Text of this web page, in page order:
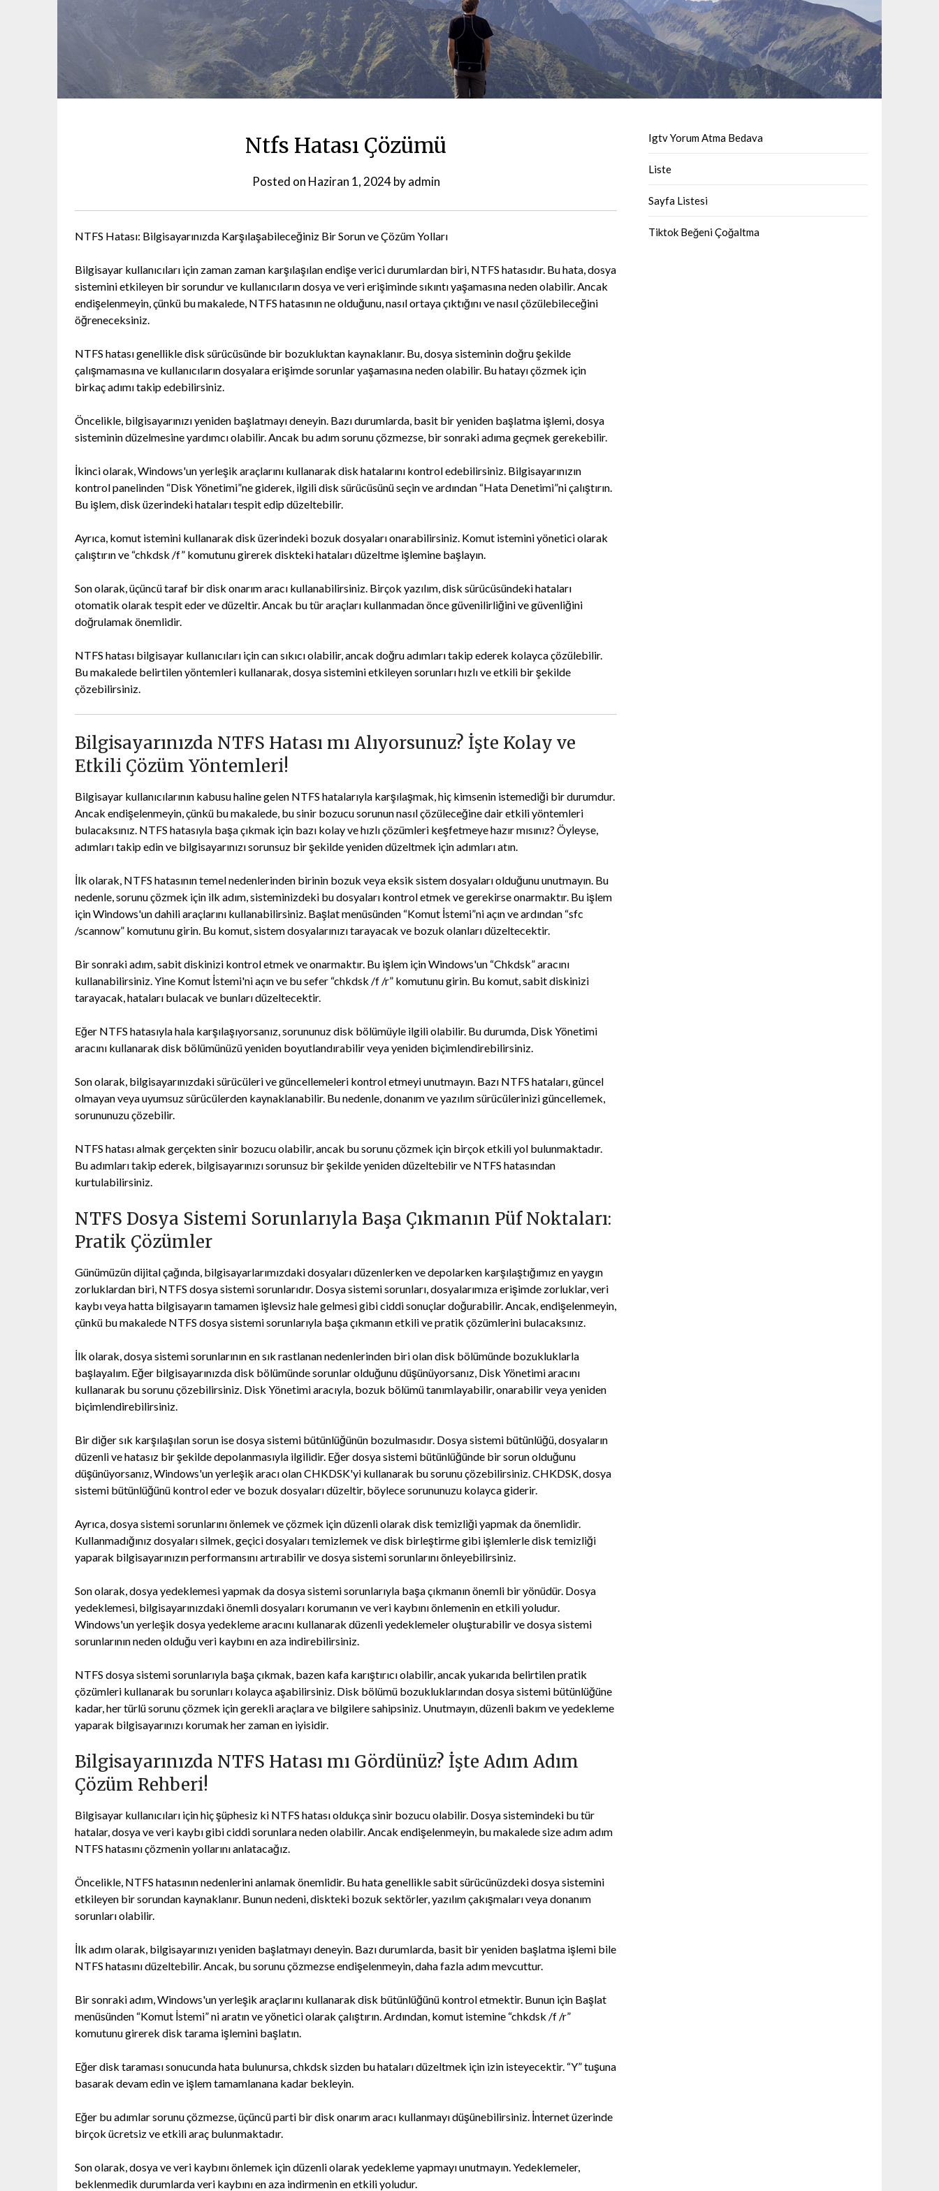
Ntfs Hatası Çözümü
Posted on Haziran 1, 2024byadmin
NTFS Hatası: Bilgisayarınızda Karşılaşabileceğiniz Bir Sorun ve Çözüm Yolları
Bilgisayar kullanıcıları için zaman zaman karşılaşılan endişe verici durumlardan biri, NTFS hatasıdır. Bu hata, dosya
sistemini etkileyen bir sorundur ve kullanıcıların dosya ve veri erişiminde sıkıntı yaşamasına neden olabilir. Ancak
endişelenmeyin, çünkü bu makalede, NTFS hatasının ne olduğunu, nasıl ortaya çıktığını ve nasıl çözülebileceğini
öğreneceksiniz.
NTFS hatası genellikle disk sürücüsünde bir bozukluktan kaynaklanır. Bu, dosya sisteminin doğru şekilde
çalışmamasına ve kullanıcıların dosyalara erişimde sorunlar yaşamasına neden olabilir. Bu hatayı çözmek için
birkaç adımı takip edebilirsiniz.
Öncelikle, bilgisayarınızı yeniden başlatmayı deneyin. Bazı durumlarda, basit bir yeniden başlatma işlemi, dosya
sisteminin düzelmesine yardımcı olabilir. Ancak bu adım sorunu çözmezse, bir sonraki adıma geçmek gerekebilir.
İkinci olarak, Windows'un yerleşik araçlarını kullanarak disk hatalarını kontrol edebilirsiniz. Bilgisayarınızın
kontrol panelinden “Disk Yönetimi”ne giderek, ilgili disk sürücüsünü seçin ve ardından “Hata Denetimi”ni çalıştırın.
Bu işlem, disk üzerindeki hataları tespit edip düzeltebilir.
Ayrıca, komut istemini kullanarak disk üzerindeki bozuk dosyaları onarabilirsiniz. Komut istemini yönetici olarak
çalıştırın ve “chkdsk /f” komutunu girerek diskteki hataları düzeltme işlemine başlayın.
Son olarak, üçüncü taraf bir disk onarım aracı kullanabilirsiniz. Birçok yazılım, disk sürücüsündeki hataları
otomatik olarak tespit eder ve düzeltir. Ancak bu tür araçları kullanmadan önce güvenilirliğini ve güvenliğini
doğrulamak önemlidir.
NTFS hatası bilgisayar kullanıcıları için can sıkıcı olabilir, ancak doğru adımları takip ederek kolayca çözülebilir.
Bu makalede belirtilen yöntemleri kullanarak, dosya sistemini etkileyen sorunları hızlı ve etkili bir şekilde
çözebilirsiniz.
Bilgisayarınızda NTFS Hatası mı Alıyorsunuz? İşte Kolay ve
Etkili Çözüm Yöntemleri!
Bilgisayar kullanıcılarının kabusu haline gelen NTFS hatalarıyla karşılaşmak, hiç kimsenin istemediği bir durumdur.
Ancak endişelenmeyin, çünkü bu makalede, bu sinir bozucu sorunun nasıl çözüleceğine dair etkili yöntemleri
bulacaksınız. NTFS hatasıyla başa çıkmak için bazı kolay ve hızlı çözümleri keşfetmeye hazır mısınız? Öyleyse,
adımları takip edin ve bilgisayarınızı sorunsuz bir şekilde yeniden düzeltmek için adımları atın.
İlk olarak, NTFS hatasının temel nedenlerinden birinin bozuk veya eksik sistem dosyaları olduğunu unutmayın. Bu
nedenle, sorunu çözmek için ilk adım, sisteminizdeki bu dosyaları kontrol etmek ve gerekirse onarmaktır. Bu işlem
için Windows'un dahili araçlarını kullanabilirsiniz. Başlat menüsünden “Komut İstemi”ni açın ve ardından “sfc
/scannow” komutunu girin. Bu komut, sistem dosyalarınızı tarayacak ve bozuk olanları düzeltecektir.
Bir sonraki adım, sabit diskinizi kontrol etmek ve onarmaktır. Bu işlem için Windows'un “Chkdsk” aracını
kullanabilirsiniz. Yine Komut İstemi'ni açın ve bu sefer “chkdsk /f /r” komutunu girin. Bu komut, sabit diskinizi
tarayacak, hataları bulacak ve bunları düzeltecektir.
Eğer NTFS hatasıyla hala karşılaşıyorsanız, sorununuz disk bölümüyle ilgili olabilir. Bu durumda, Disk Yönetimi
aracını kullanarak disk bölümünüzü yeniden boyutlandırabilir veya yeniden biçimlendirebilirsiniz.
Son olarak, bilgisayarınızdaki sürücüleri ve güncellemeleri kontrol etmeyi unutmayın. Bazı NTFS hataları, güncel
olmayan veya uyumsuz sürücülerden kaynaklanabilir. Bu nedenle, donanım ve yazılım sürücülerinizi güncellemek,
sorununuzu çözebilir.
NTFS hatası almak gerçekten sinir bozucu olabilir, ancak bu sorunu çözmek için birçok etkili yol bulunmaktadır.
Bu adımları takip ederek, bilgisayarınızı sorunsuz bir şekilde yeniden düzeltebilir ve NTFS hatasından
kurtulabilirsiniz.
NTFS Dosya Sistemi Sorunlarıyla Başa Çıkmanın Püf Noktaları:
Pratik Çözümler
Günümüzün dijital çağında, bilgisayarlarımızdaki dosyaları düzenlerken ve depolarken karşılaştığımız en yaygın
zorluklardan biri, NTFS dosya sistemi sorunlarıdır. Dosya sistemi sorunları, dosyalarımıza erişimde zorluklar, veri
kaybı veya hatta bilgisayarın tamamen işlevsiz hale gelmesi gibi ciddi sonuçlar doğurabilir. Ancak, endişelenmeyin,
çünkü bu makalede NTFS dosya sistemi sorunlarıyla başa çıkmanın etkili ve pratik çözümlerini bulacaksınız.
İlk olarak, dosya sistemi sorunlarının en sık rastlanan nedenlerinden biri olan disk bölümünde bozukluklarla
başlayalım. Eğer bilgisayarınızda disk bölümünde sorunlar olduğunu düşünüyorsanız, Disk Yönetimi aracını
kullanarak bu sorunu çözebilirsiniz. Disk Yönetimi aracıyla, bozuk bölümü tanımlayabilir, onarabilir veya yeniden
biçimlendirebilirsiniz.
Bir diğer sık karşılaşılan sorun ise dosya sistemi bütünlüğünün bozulmasıdır. Dosya sistemi bütünlüğü, dosyaların
düzenli ve hatasız bir şekilde depolanmasıyla ilgilidir. Eğer dosya sistemi bütünlüğünde bir sorun olduğunu
düşünüyorsanız, Windows'un yerleşik aracı olan CHKDSK'yi kullanarak bu sorunu çözebilirsiniz. CHKDSK, dosya
sistemi bütünlüğünü kontrol eder ve bozuk dosyaları düzeltir, böylece sorununuzu kolayca giderir.
Ayrıca, dosya sistemi sorunlarını önlemek ve çözmek için düzenli olarak disk temizliği yapmak da önemlidir.
Kullanmadığınız dosyaları silmek, geçici dosyaları temizlemek ve disk birleştirme gibi işlemlerle disk temizliği
yaparak bilgisayarınızın performansını artırabilir ve dosya sistemi sorunlarını önleyebilirsiniz.
Son olarak, dosya yedeklemesi yapmak da dosya sistemi sorunlarıyla başa çıkmanın önemli bir yönüdür. Dosya
yedeklemesi, bilgisayarınızdaki önemli dosyaları korumanın ve veri kaybını önlemenin en etkili yoludur.
Windows'un yerleşik dosya yedekleme aracını kullanarak düzenli yedeklemeler oluşturabilir ve dosya sistemi
sorunlarının neden olduğu veri kaybını en aza indirebilirsiniz.
NTFS dosya sistemi sorunlarıyla başa çıkmak, bazen kafa karıştırıcı olabilir, ancak yukarıda belirtilen pratik
çözümleri kullanarak bu sorunları kolayca aşabilirsiniz. Disk bölümü bozukluklarından dosya sistemi bütünlüğüne
kadar, her türlü sorunu çözmek için gerekli araçlara ve bilgilere sahipsiniz. Unutmayın, düzenli bakım ve yedekleme
yaparak bilgisayarınızı korumak her zaman en iyisidir.
Bilgisayarınızda NTFS Hatası mı Gördünüz? İşte Adım Adım
Çözüm Rehberi!
Bilgisayar kullanıcıları için hiç şüphesiz ki NTFS hatası oldukça sinir bozucu olabilir. Dosya sistemindeki bu tür
hatalar, dosya ve veri kaybı gibi ciddi sorunlara neden olabilir. Ancak endişelenmeyin, bu makalede size adım adım
NTFS hatasını çözmenin yollarını anlatacağız.
Öncelikle, NTFS hatasının nedenlerini anlamak önemlidir. Bu hata genellikle sabit sürücünüzdeki dosya sistemini
etkileyen bir sorundan kaynaklanır. Bunun nedeni, diskteki bozuk sektörler, yazılım çakışmaları veya donanım
sorunları olabilir.
İlk adım olarak, bilgisayarınızı yeniden başlatmayı deneyin. Bazı durumlarda, basit bir yeniden başlatma işlemi bile
NTFS hatasını düzeltebilir. Ancak, bu sorunu çözmezse endişelenmeyin, daha fazla adım mevcuttur.
Bir sonraki adım, Windows'un yerleşik araçlarını kullanarak disk bütünlüğünü kontrol etmektir. Bunun için Başlat
menüsünden “Komut İstemi” ni aratın ve yönetici olarak çalıştırın. Ardından, komut istemine “chkdsk /f /r”
komutunu girerek disk tarama işlemini başlatın.
Eğer disk taraması sonucunda hata bulunursa, chkdsk sizden bu hataları düzeltmek için izin isteyecektir. “Y” tuşuna
basarak devam edin ve işlem tamamlanana kadar bekleyin.
Eğer bu adımlar sorunu çözmezse, üçüncü parti bir disk onarım aracı kullanmayı düşünebilirsiniz. İnternet üzerinde
birçok ücretsiz ve etkili araç bulunmaktadır.
Son olarak, dosya ve veri kaybını önlemek için düzenli olarak yedekleme yapmayı unutmayın. Yedeklemeler,
beklenmedik durumlarda veri kaybını en aza indirmenin en etkili yoludur.
Igtv Yorum Atma Bedava
Liste
Sayfa Listesi
Tiktok Beğeni Çoğaltma